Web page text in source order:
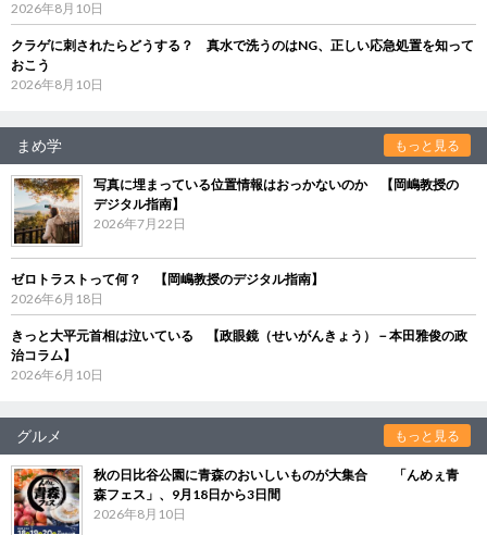
2026年8月10日
クラゲに刺されたらどうする？ 真水で洗うのはNG、正しい応急処置を知って
おこう
2026年8月10日
まめ学 もっと見る
写真に埋まっている位置情報はおっかないのか 【岡嶋教授の
デジタル指南】
2026年7月22日
ゼロトラストって何？ 【岡嶋教授のデジタル指南】
2026年6月18日
きっと大平元首相は泣いている 【政眼鏡（せいがんきょう）－本田雅俊の政
治コラム】
2026年6月10日
グルメ もっと見る
秋の日比谷公園に青森のおいしいものが大集合 「んめぇ青
森フェス」、9月18日から3日間
2026年8月10日